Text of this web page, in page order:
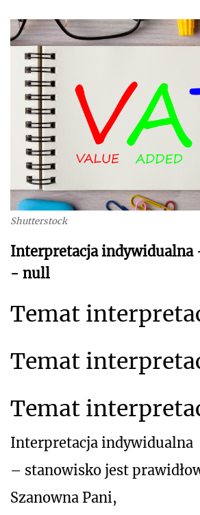
Shutterstock
Interpretacja indywidualna
- null
Temat
Temat
Temat
Interpretacja indywidualna
– stanowisko jest
Szanowna Pani,